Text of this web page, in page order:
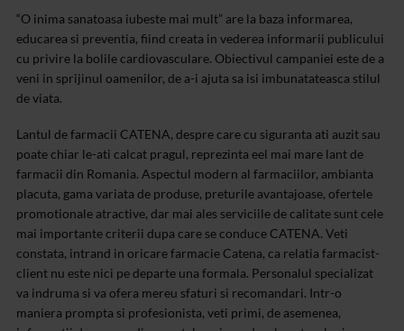
“O inima sanatoasa iubeste mai mult” are la baza informarea,
educarea si preventia, fiind creata in vederea informarii publicului
cu privire la bolile cardiovasculare. Obiectivul campaniei este de a
veni in sprijinul oamenilor, de a-i ajuta sa isi imbunatateasca stilul
de viata.
Lantul de farmacii CATENA, despre care cu siguranta ati auzit sau
poate chiar le-ati calcat pragul, reprezinta eel mai mare lant de
farmacii din Romania. Aspectul modern al farmaciilor, ambianta
placuta, gama variata de produse, preturile avantajoase, ofertele
promotionale atractive, dar mai ales serviciile de calitate sunt cele
mai importante criterii dupa care se conduce CATENA. Veti
constata, intrand in oricare farmacie Catena, ca relatia farmacist-
client nu este nici pe departe una formala. Personalul specializat
va indruma si va ofera mereu sfaturi si recomandari. Intr-o
maniera prompta si profesionista, veti primi, de asemenea,